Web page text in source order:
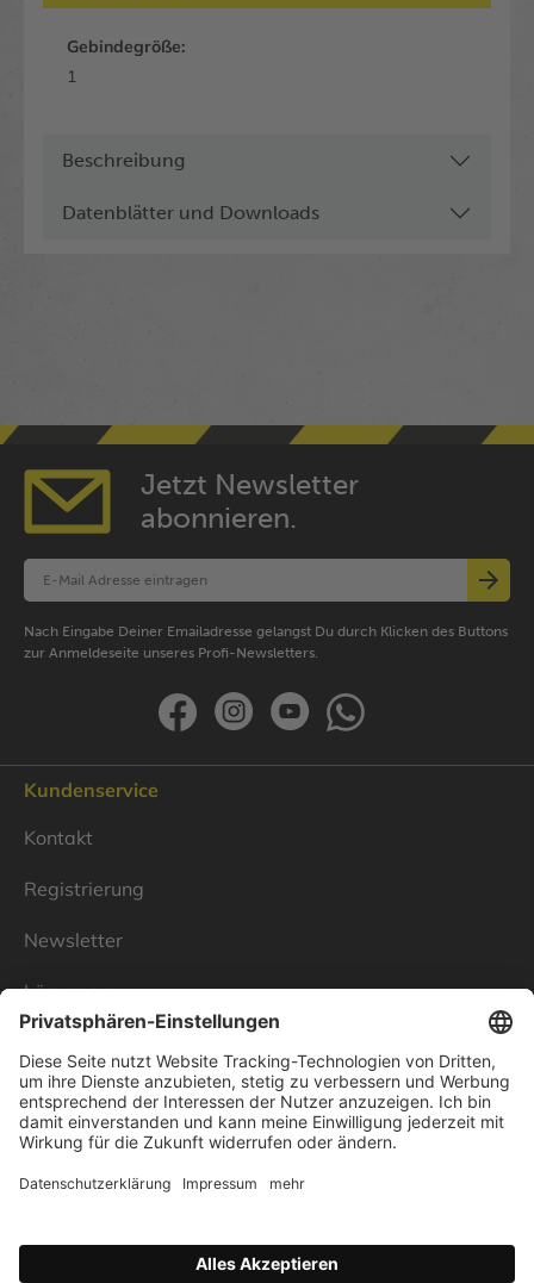
Gebindegröße:
1
Beschreibung
Datenblätter und Downloads
Jetzt Newsletter
abonnieren.
Nach Eingabe Deiner Emailadresse gelangst Du durch Klicken des Buttons
zur Anmeldeseite unseres Profi-Newsletters.
Kundenservice
Kontakt
Registrierung
Newsletter
Lösungen
Über Linnenbecker
Unsere Standorte
Unternehmen